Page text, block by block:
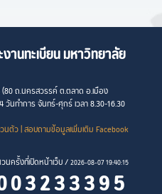
านทะเบียน มหาวิทยาลัย
ถ.นครสวรรค์ ต.ตลาด อ.เมือง
วันทำการ จันทร์-ศุกร์ เวลา 8.30-16.30
นตัว| สอบถามข้อมูลเพิ่มเติม Facebook
นครั้งที่เปิดหน้าเว็บ /2026-08-07 19:40:15